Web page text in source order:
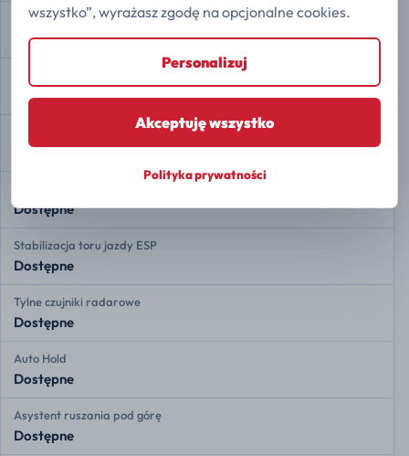
Przypomnienie o pasach bezpieczeństwa
Dostępne
Dostępne
Dostępne
Dostępne
Stabilizacja toru jazdy ESP
Dostępne
Tylne czujniki radarowe
Dostępne
Auto Hold
Dostępne
Asystent ruszania pod górę
Dostępne
wszystko”, wyrażasz zgodę na opcjonalne cookies.
Personalizuj
Akceptuję wszystko
Polityka prywatności